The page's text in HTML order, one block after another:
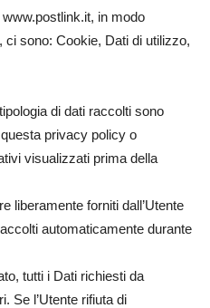
in modo
sono: Cookie, Dati di utilizzo,
di dati raccolti sono
privacy policy o
visualizzati prima della
liberamente forniti dall’Utente
automaticamente durante
tutti i Dati richiesti da
Se l’Utente rifiuta di